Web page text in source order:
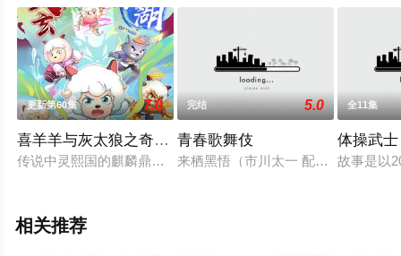
视猫或剧情网等平台了解。
更新第60集 7.0
喜羊羊与灰太狼之奇侠大营救
传说中灵熙国的麒麟鼎能让人奇力倍增，众羊狼携皓月及力将
完结 5.0
青春歌舞伎
来栖黑悟（市川太一 配音）是一名
全11集
体操武士
故事是以
相关推荐